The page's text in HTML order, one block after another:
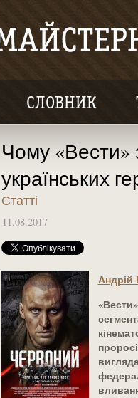
СЛОВНИК
Чому «Вести»
українських
Статті
11.08.2017
Андрій